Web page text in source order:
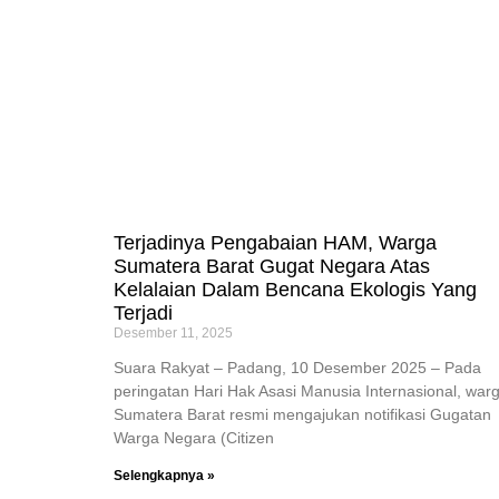
Terjadinya Pengabaian HAM, Warga
Sumatera Barat Gugat Negara Atas
Kelalaian Dalam Bencana Ekologis Yang
Terjadi
Desember 11, 2025
Suara Rakyat – Padang, 10 Desember 2025 – Pada
peringatan Hari Hak Asasi Manusia Internasional,
Sumatera Barat resmi mengajukan notifikasi Gugatan
Warga Negara (Citizen
Selengkapnya »